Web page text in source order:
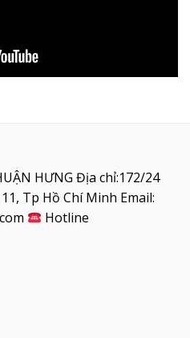
HƯNG Địa chỉ:172/24
Tp Hồ Chí Minh Email:
Hotline